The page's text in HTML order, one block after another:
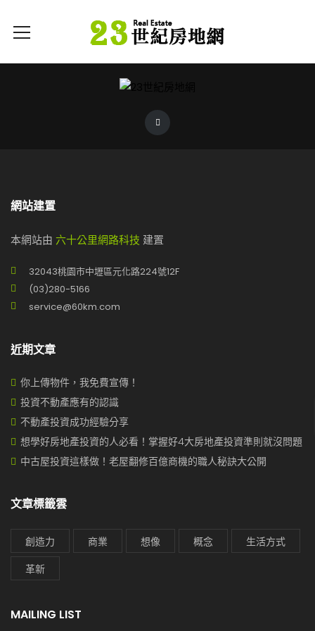
網站建置
本網站由 六十公里網路科技 建置
32043桃園市中壢區元化路224號12F
(03)280-5166
service@60km.com
近期文章
你上傳物件，我免費宣傳！
投資不動產應有的認識
不動產投資成功經驗分享
想學好房地產投資的人必看！掌握好4大房地產投資準則就沒問題
中古屋投資這樣做！老屋翻修百億商機的職人秘訣大公開
文章標籤雲
創造力 商業 想像 概念
生活方式
革新
MAILING LIST